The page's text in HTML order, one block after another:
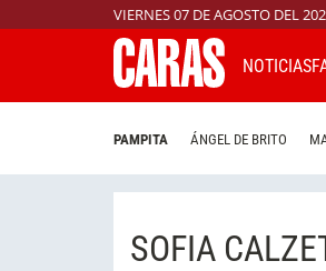
VIERNES 07 DE AGOSTO DEL
NOTICIAS
PAMPITA ÁNGEL DE BRITO
SOFIA